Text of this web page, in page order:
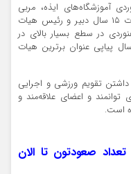
آموزشگاه‌های ایذه، مربی
کوهنوردان مردان و زنان فرهنگی ایذه، به‌مدت ۱۵ سال دبیر و رئیس هیات
بیش از 20 گروه کوهنوردی در سطع بسیار بالای در
داشتم و با توجه به این اقدامات 5 سال پیاپی عنوان برترین هیات
داشتن تقویم ورزشی و اجرایی
توانمند و اعضای علاقه‌مند و
است.
صعودتون تا الان